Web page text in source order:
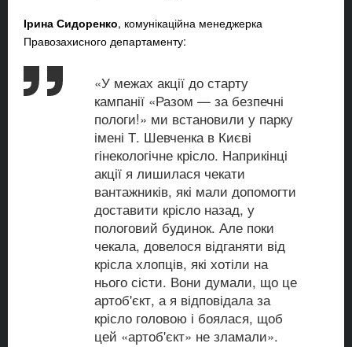
Ірина Сидоренко, комунікаційна менеджерка
Правозахисного департаменту:
«У межах акції до старту
кампанії «Разом — за безпечні
пологи!» ми встановили у парку
імені Т. Шевченка в Києві
гінекологічне крісло. Наприкінці
акції я лишилася чекати
вантажників, які мали допомогти
доставити крісло назад, у
пологовий будинок. Але поки
чекала, довелося відганяти від
крісла хлопців, які хотіли на
нього сісти. Вони думали, що це
артоб'єкт, а я відповідала за
крісло головою і боялася, щоб
цей «артоб'єкт» не зламали».